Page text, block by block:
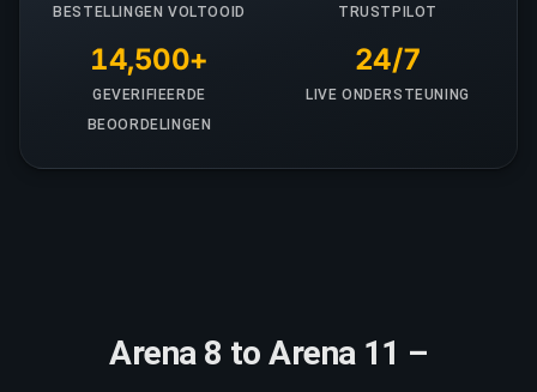
BESTELLINGEN VOLTOOID TRUSTPILOT
14,500+
GEVERIFIEERDE
BEOORDELINGEN
24/7
LIVE ONDERSTEUNING
Arena 8 to Arena 11 –